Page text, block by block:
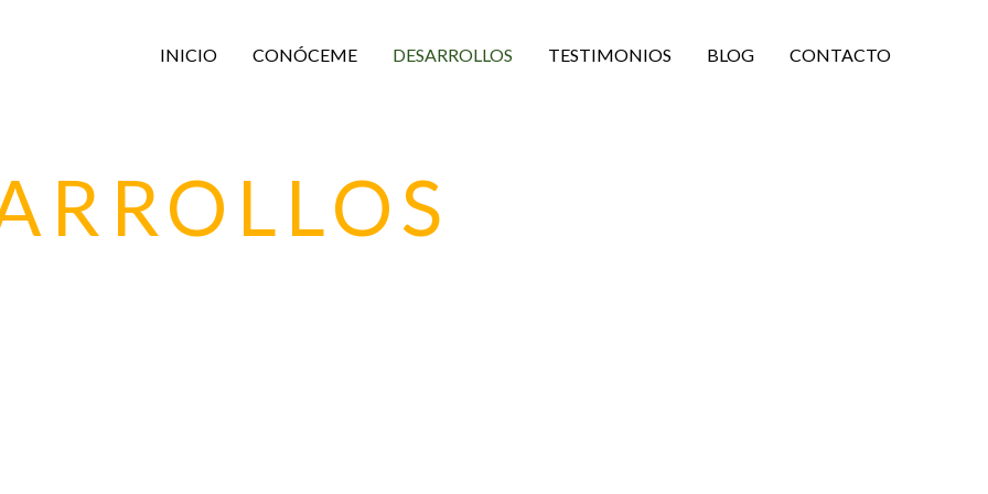
INICIO CONÓCEME DESARROLLOS TESTIMONIOS BLOG CONTACTO